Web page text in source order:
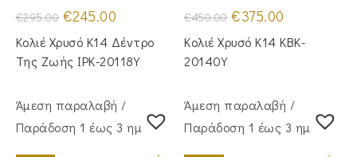
€295.00 Original
price
was:
€295.00.
€245.00
τιμή
είναι:
€245.00.
Κολιέ Χρυσό Κ14 Δέντρο
Της Ζωής IPK-20118Y
€450.00 Original
price
was:
€450.00.
€375.00
τιμή
είναι:
Κολιέ Χρυσό Κ14 KBK-
20140Y
Άμεση παραλαβή /
Παράδoση 1 έως 3 ημέρες
Άμεση παραλαβή /
Παράδoση 1 έως 3 ημέρες